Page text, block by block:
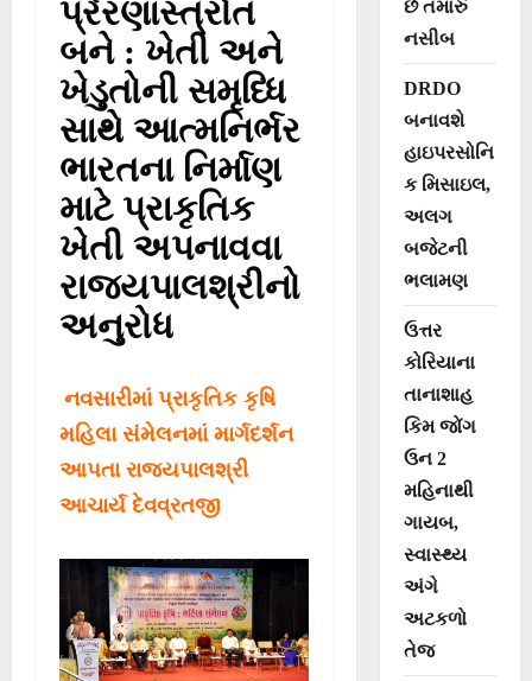
પ્રેરણાસ્ત્રોત
બને : ખેતી અને
ખેડુતોની સમૃધ્ધિ
સાથે આત્મનિર્ભર
ભારતના નિર્માણ
માટે પ્રાકૃતિક
ખેતી અપનાવવા
રાજ્યપાલશ્રીનો
અનુરોધ
નવસારીમાં પ્રાકૃતિક કૃષિ
મહિલા સંમેલનમાં માર્ગદર્શન
આપતા રાજ્યપાલશ્રી
આચાર્ય દેવવ્રતજી
છે તમારું
નસીબ
DRDO
બનાવશે
હાઇપરસોનિ
ક મિસાઇલ,
અલગ
બજેટની
ભલામણ
ઉત્તર
કોરિયાના
તાનાશાહ
કિમ જોંગ
ઉન 2
મહિનાથી
ગાયબ,
સ્વાસ્થ્ય
અંગે
અટકળો
તેજ